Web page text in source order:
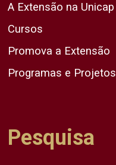
A Extensão na Unicap
Cursos
Promova a Extensão
Programas e Projetos
Pesquisa